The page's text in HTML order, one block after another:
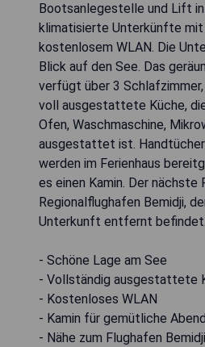
Bootsanlegestelle und Lift
klimatisierte Unterkünfte mit
kostenlosem WLAN. Die
Blick auf den See. Das
verfügt über 3 Schlafzimmer,
voll ausgestattete Küche,
Ofen, Waschmaschine,
ausgestattet ist.
werden im Ferienhaus
es einen Kamin. Der nächste
Regionalflughafen Bemidji,
Unterkunft entfernt befindet.
- Schöne Lage am See
- Vollständig ausgestattete
- Kostenloses WLAN
- Kamin für gemütliche
- Nähe zum Flughafen Bemidji